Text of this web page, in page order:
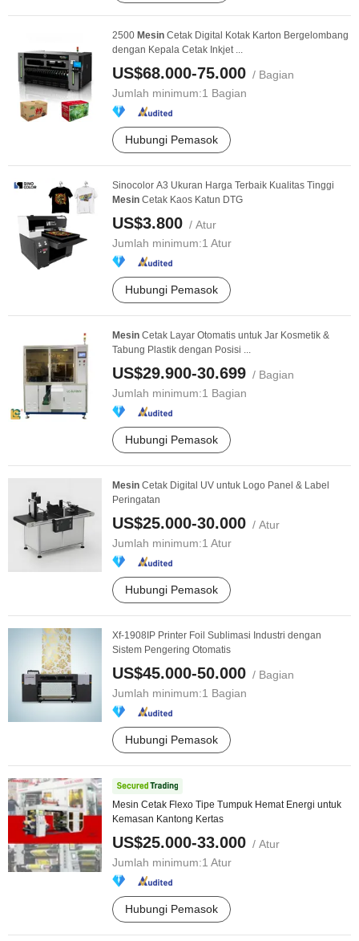
2500 Mesin Cetak Digital Kotak Karton Bergelombang
dengan Kepala Cetak Inkjet ...
US$68.000-75.000 / Bagian
Jumlah minimum:1 Bagian
Hubungi Pemasok
Sinocolor A3 Ukuran Harga Terbaik Kualitas Tinggi
Mesin Cetak Kaos Katun DTG
US$3.800 / Atur
Jumlah minimum:1 Atur
Hubungi Pemasok
Mesin Cetak Layar Otomatis untuk Jar Kosmetik &
Tabung Plastik dengan Posisi ...
US$29.900-30.699 / Bagian
Jumlah minimum:1 Bagian
Hubungi Pemasok
Mesin Cetak Digital UV untuk Logo Panel & Label
Peringatan
US$25.000-30.000 / Atur
Jumlah minimum:1 Atur
Hubungi Pemasok
Xf-1908IP Printer Foil Sublimasi Industri dengan
Sistem Pengering Otomatis
US$45.000-50.000 / Bagian
Jumlah minimum:1 Bagian
Hubungi Pemasok
Mesin Cetak Flexo Tipe Tumpuk Hemat Energi untuk
Kemasan Kantong Kertas
US$25.000-33.000 / Atur
Jumlah minimum:1 Atur
Hubungi Pemasok